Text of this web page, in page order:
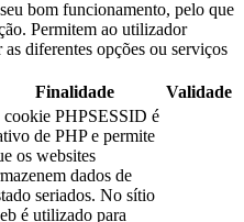
bom funcionamento, pelo que
Permitem ao utilizador
diferentes opções ou serviços
Finalidade Validade
cookie PHPSESSID é
de PHP e permite
os websites
dados de
seriados. No sítio
é utilizado para